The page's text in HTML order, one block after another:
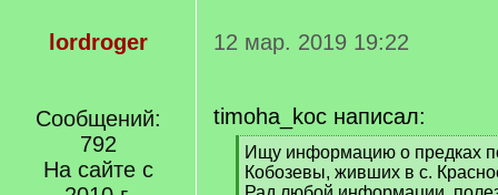
lordroger
Сообщений:
792
На сайте с
12 мар. 2019 19:22
timoha_koc написал:
[
q
]
Ищу информацию о предках
Кобозевы, живших в с.